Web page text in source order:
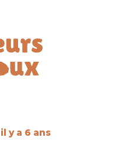
il y a 6 ans